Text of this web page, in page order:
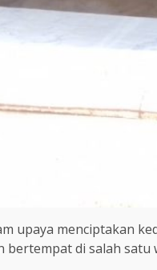
upaya menciptakan
bertempat di salah